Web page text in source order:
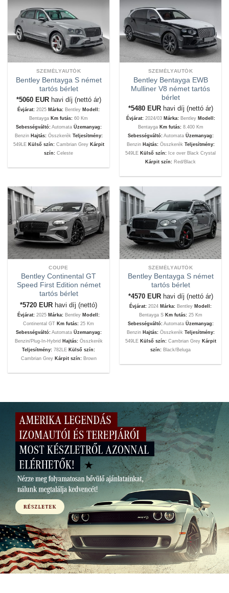
SZEMÉLYAUTÓK
Bentley Bentayga S német
tartós bérlet
*5060 EUR havi díj (nettó ár)
Évjárat: 2025 Márka: Bentley Modell:
Bentayga Km futás: 60 Km
Sebességváltó:Automata Üzemanyag:
Benzin Hajtás:Összkerék Teljesítmény:
549LE Külső szín: Cambrian Grey Kárpit
szín: Celeste
SZEMÉLYAUTÓK
Bentley Bentayga EWB
Mulliner V8 német tartós
bérlet
*5480 EUR havi díj (nettó ár)
Évjárat:2024/03 Márka:Bentley Modell:
Bentayga Km futás: 8.400 Km
Sebességváltó:Automata Üzemanyag:
Benzin Hajtás:Összkerék Teljesítmény:
549LE Külső szín: Ice over Black Crystal
Kárpit szín: Red/Black
COUPE
Bentley Continental GT
Speed First Edition német
tartós bérlet
*5720 EUR havi díj (nettó)
Évjárat: 2025 Márka: Bentley Modell:
Continental GT Km futás: 25 Km
Sebességváltó:Automata Üzemanyag:
Benzin/Plug-In-Hybrid Hajtás:Összkerék
Teljesítmény: 782LE Külső szín:
Cambrian Grey Kárpit szín:Brown
SZEMÉLYAUTÓK
Bentley Bentayga S német
tartós bérlet
*4570 EUR havi díj (nettó ár)
Évjárat: 2024 Márka: Bentley Modell:
Bentayga S Km futás: 25 Km
Sebességváltó:Automata Üzemanyag:
Benzin Hajtás:Összkerék Teljesítmény:
549LE Külső szín: Cambrian Grey Kárpit
szín: Black/Beluga